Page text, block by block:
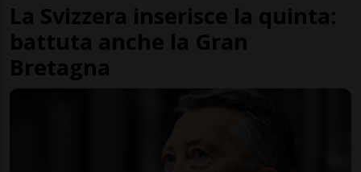
La Svizzera inserisce la quinta:
battuta anche la Gran
Bretagna